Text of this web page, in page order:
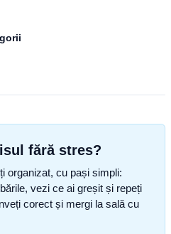
fără stres?
organizat, cu pași simpli:
vezi ce ai greșit și repeți
corect și mergi la sală cu